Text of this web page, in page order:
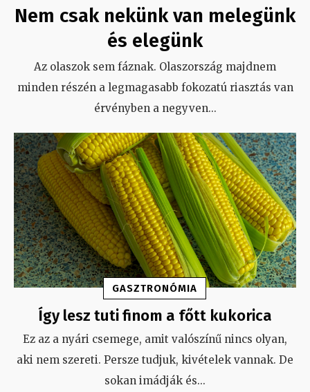
Nem csak nekünk van melegünk
és elegünk
Az olaszok sem fáznak. Olaszország majdnem
minden részén a legmagasabb fokozatú riasztás van
érvényben a negyven...
GASZTRONÓMIA
Így lesz tuti finom a főtt kukorica
Ez az a nyári csemege, amit valószínű nincs olyan,
aki nem szereti. Persze tudjuk, kivételek vannak. De
sokan imádják és...